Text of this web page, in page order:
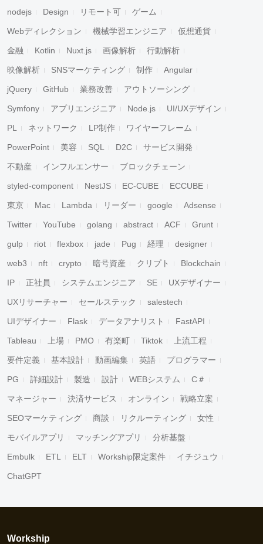
nodejs Design リモート可 ゲーム
Webディレクション 機械学習エンジニア 仮想通貨
金融 Kotlin Nuxt.js 画像解析 行動解析
映像解析 SNSマーケティング 制作 Angular
jQuery GitHub 業務改善 アウトソーシング
Symfony アプリエンジニア Node.js UI/UXデザイン
PL ネットワーク LP制作 ワイヤーフレーム
PowerPoint 美容 SQL D2C サービス開発
不動産 インフルエンサー ブロックチェーン
styled-component NestJS EC-CUBE ECCUBE
東京 Mac Lambda リーダー google Adsense
Twitter YouTube golang abstract ACF Grunt
gulp riot flexbox jade Pug 経理 designer
web3 nft crypto 暗号資産 クリプト Blockchain
IP 正社員 システムエンジニア SE UXデザイナー
UXリサーチャー セールステック salestech
UIデザイナー Flask データアナリスト FastAPI
Tableau 上場 PMO 有楽町 Tiktok 上流工程
要件定義 基本設計 動画編集 英語 プログラマー
PG 詳細設計 製造 設計 WEBシステム C＃
マネージャー 決済サービス オンライン 戦略立案
SEOマーケティング 商談 リクルーティング 女性
モバイルアプリ マッチングアプリ 分析基盤
Embulk ETL ELT Workship限定案件 イチジュウ
ChatGPT
Workship